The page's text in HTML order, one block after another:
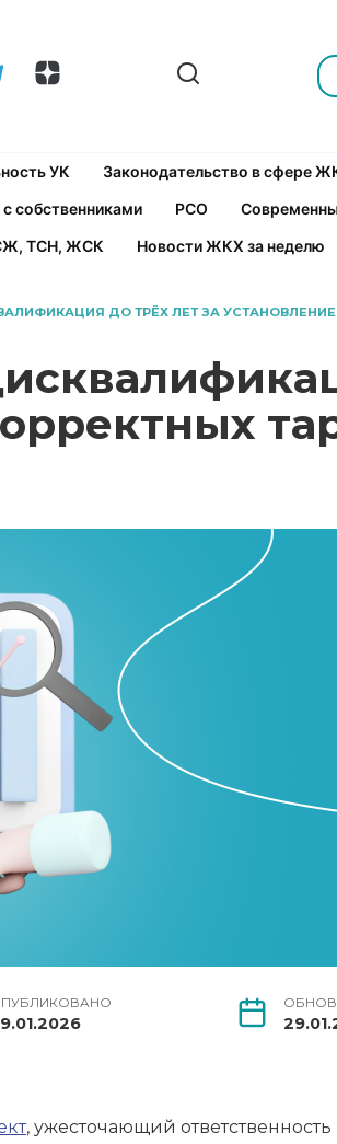
УК Законодательство в сфере
с собственниками РСО
ТСН, ЖСК Новости ЖКХ за неделю
ДО ТРЁХ ЛЕТ ЗА
, ужесточающий